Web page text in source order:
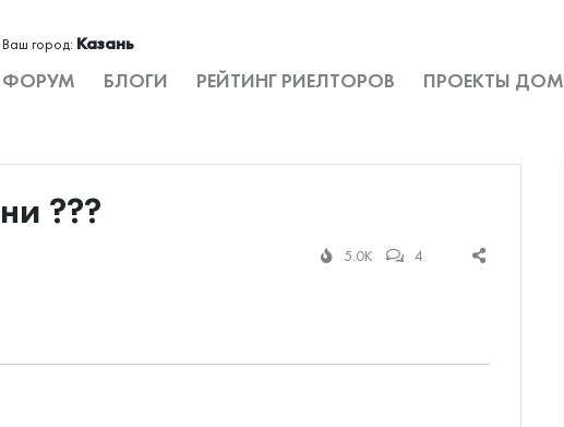
Ваш город: Казань
ФОРУМ БЛОГИ РЕЙТИНГ РИЕЛТОРОВ ПРОЕКТЫ
???
5.0K 4